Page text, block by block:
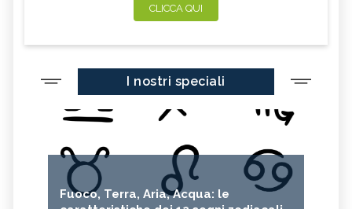
CLICCA QUI
I nostri speciali
Fuoco, Terra, Aria, Acqua: le